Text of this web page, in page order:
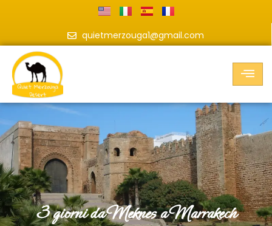
quietmerzouga1@gmail.com
3 giorni da Meknes a Marrakech